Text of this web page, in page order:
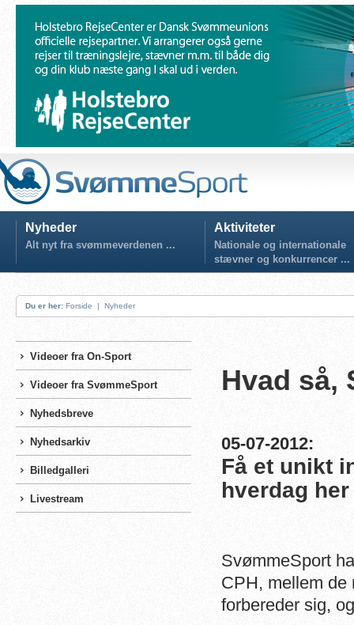
Nyheder
Alt nyt fra svømmeverdenen ...
Aktiviteter
Nationale og internationale
stævner og konkurrencer ...
Du er her: Forside | Nyheder
Videoer fra On-Sport
Videoer fra SvømmeSport
Nyhedsbreve
Nyhedsarkiv
Billedgalleri
Livestream
Hvad så,
05-07-2012:
Få et unikt
hverdag
SvømmeSport
CPH, mellem
forbereder sig,